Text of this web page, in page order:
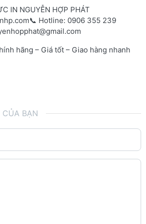
IN NGUYỄN HỢP PHÁT
📞 Hotline: 0906 355 239
hãng – Giá tốt – Giao hàng nhanh
BẠN